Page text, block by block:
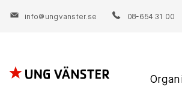
info@ungvanster.se 08-654 31 00
Hoppa